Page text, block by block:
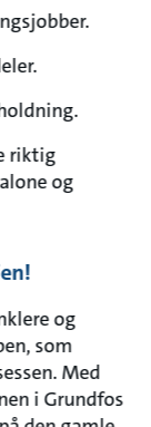
riktig
og
og
som
Med
i Grundfos